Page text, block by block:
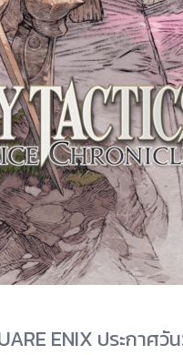
ENIX ประกาศวั